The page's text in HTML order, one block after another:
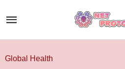
Global Health